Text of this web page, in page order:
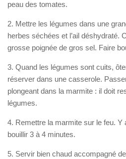
peau des tomates.
2. Mettre les légumes dans une
herbes séchées et l’ail déshydraté.
grosse poignée de gros sel. Faire
3. Quand les légumes sont cuits,
réserver dans une casserole.
plongeant dans la marmite : il doit
légumes.
4. Remettre la marmite sur le feu. Y
bouillir 3 à 4 minutes.
5. Servir bien chaud accompagné